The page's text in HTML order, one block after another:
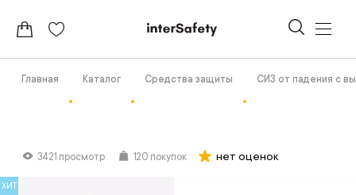
Главная Каталог Средства защиты СИЗ от падения с
3421 просмотр 120 покупок нет оценок
ХИТ